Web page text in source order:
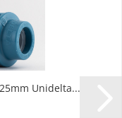
Unidelta...